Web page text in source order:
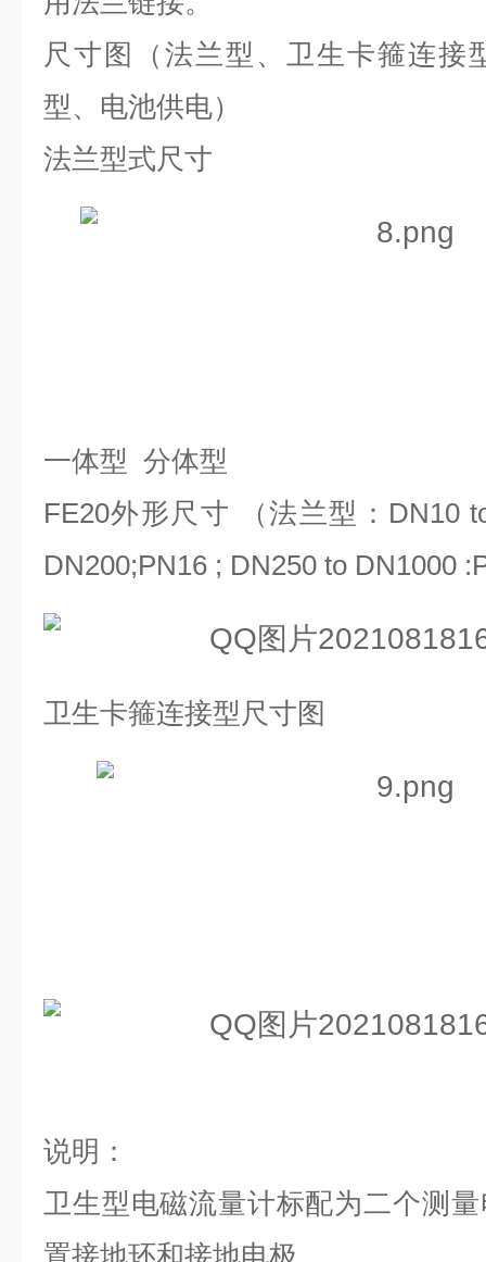
尺寸图（法兰型、卫生卡箍连接
型、电池供电）
法兰型式尺寸
一体型 分体型
FE20外形尺寸 （法兰型： DN10
DN200;PN16 ; DN250 to DN1000
卫生卡箍连接型尺寸图
说明：
卫生型电磁流量计标配为二个测
置接地环和接地电极。